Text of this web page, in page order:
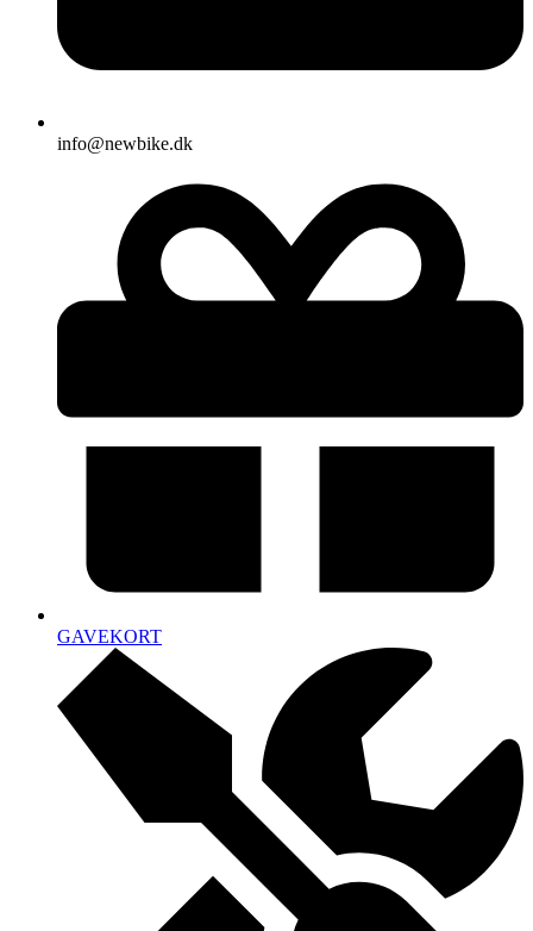
info@newbike.dk
GAVEKORT